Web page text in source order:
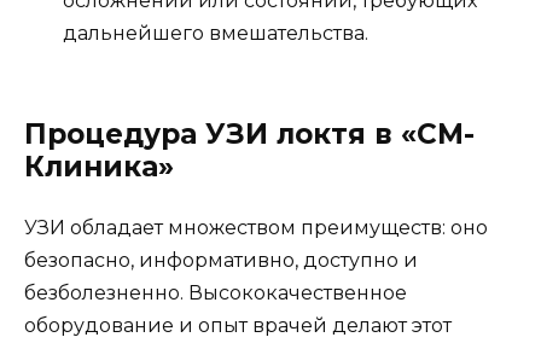
дальнейшего вмешательства.
Процедура УЗИ локтя в «СМ-
Клиника»
УЗИ обладает множеством преимуществ: оно
безопасно, информативно, доступно и
безболезненно. Высококачественное
оборудование и опыт врачей делают этот